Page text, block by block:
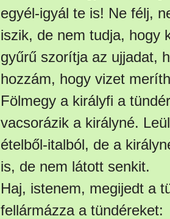
egyél-igyál te is! Ne félj,
iszik, de nem tudja, hogy
gyűrű szorítja az ujjadat,
hozzám, hogy vizet
Fölmegy a királyfi a
vacsorázik a királyné.
ételből-italból, de a
is, de nem látott senkit.
Haj, istenem, megijedt a
fellármázza a tündéreket: